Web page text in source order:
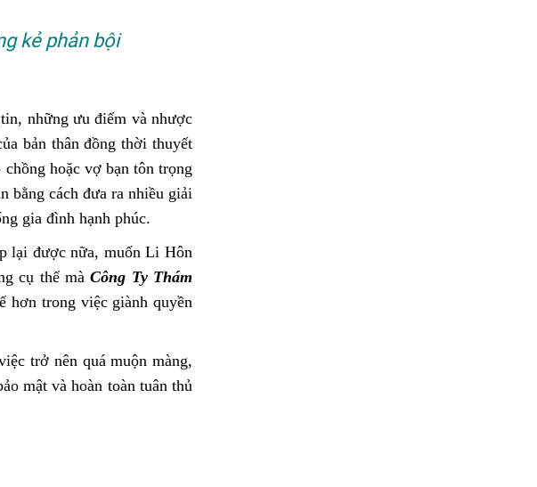
kẻ phản bội
những ưu điểm và nhược
bản thân đồng thời thuyết
hoặc vợ bạn tôn trọng
bằng cách đưa ra nhiều giải
gia đình hạnh phúc.
lại được nữa, muốn Li Hôn
cụ thể màCông Ty Thám
hơn trong việc giành quyền
trở nên quá muộn màng,
mật và hoàn toàn tuân thủ